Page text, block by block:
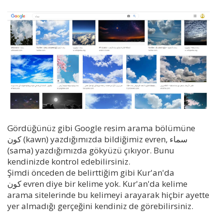
Gördüğünüz gibi Google resim arama bölümüne
كون (kawn) yazdığımızda bildiğimiz evren, سماء
(sama) yazdığımızda gökyüzü çıkıyor. Bunu
kendinizde kontrol edebilirsiniz.
Şimdi önceden de belirttiğim gibi Kur'an'da
كون evren diye bir kelime yok. Kur'an'da kelime
arama sitelerinde bu kelimeyi arayarak hiçbir ayette
yer almadığı gerçeğini kendiniz de görebilirsiniz.